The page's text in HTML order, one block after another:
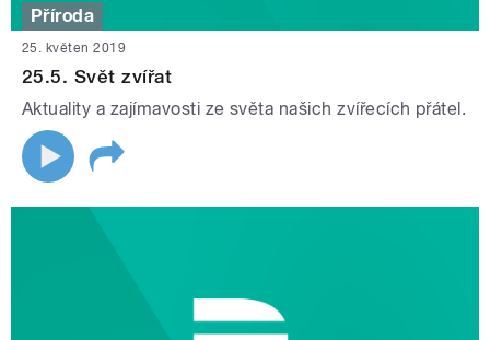
Příroda
25. květen 2019
25.5. Svět zvířat
Aktuality a zajímavosti ze světa našich zvířecích přátel.